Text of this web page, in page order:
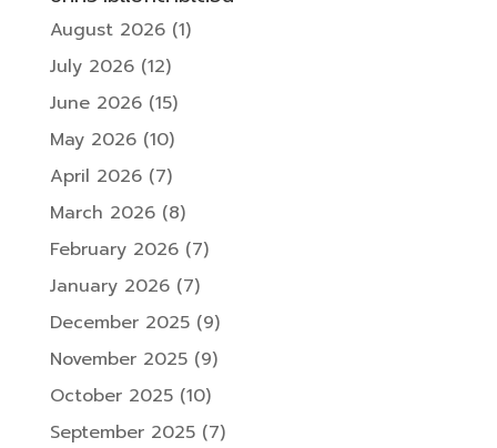
August 2026(1)
July 2026(12)
June 2026(15)
May 2026(10)
April 2026(7)
March 2026(8)
February 2026(7)
January 2026(7)
December 2025(9)
November 2025(9)
October 2025(10)
September 2025(7)